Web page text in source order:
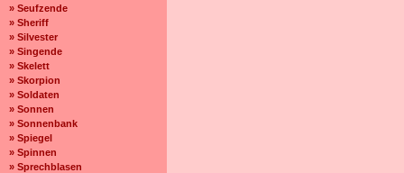
» Seufzende
» Sheriff
» Silvester
» Singende
» Skelett
» Skorpion
» Soldaten
» Sonnen
» Sonnenbank
» Spiegel
» Spinnen
» Sprechblasen